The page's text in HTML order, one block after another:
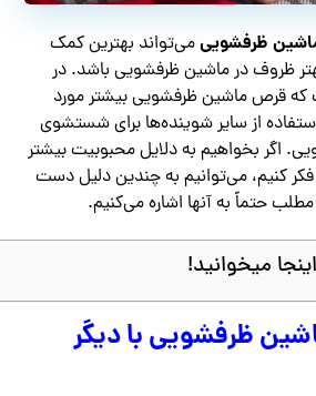
ظرفشوییمی‌تواند بهترین کمک
ظروف در ماشین ظرفشویی باشد. در
قرص ماشین ظرفشویی بیشتر مورد
از سایر شوینده‌ها برای شستشوی
اگر بخواهیم به دلایل محبوبیت بیشتر
کنیم، می‌توانیم به چندین دلیل دست
مطلب حتماً به آنها اشاره می‌کنیم.
میخوانید!
ظرفشویی با دیگر